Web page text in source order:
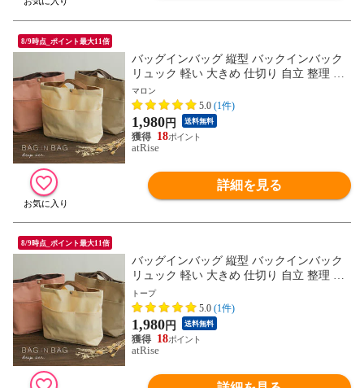
8/9時点_ポイント最大11倍
バッグインバッグ 縦型 バックインバック
リュック 軽い 大きめ 仕切り 自立 整理 整
頓 深型バッグインバッグ 深型 トート イン
ナーバッグ マザーズバッグ ポーチ トラベ
ルポーチ ギフト プレゼント
マロン
5.0 (1件)
1,980円 送料無料
18
atRise
詳細を見る
8/9時点_ポイント最大11倍
バッグインバッグ 縦型 バックインバック
リュック 軽い 大きめ 仕切り 自立 整理 整
頓 深型バッグインバッグ 深型 トート イン
ナーバッグ マザーズバッグ ポーチ トラベ
ルポーチ ギフト プレゼント
トープ
5.0 (1件)
1,980円 送料無料
18
atRise